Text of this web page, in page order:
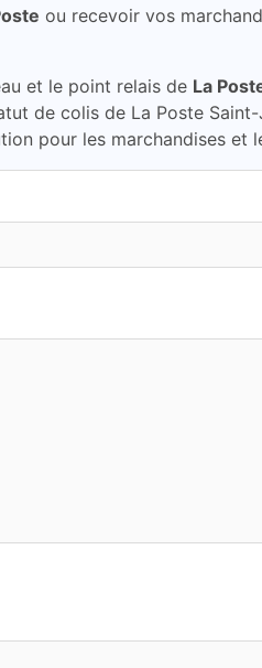
ou recevoir vos
et le point relais de La
de colis de La Poste
pour les marchandises et